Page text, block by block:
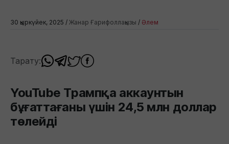
30 қыркүйек, 2025 / Жанар Ғарифоллақызы / Әлем
Тарату:
YouTube Трампқа аккаунтын
бұғаттағаны үшін 24,5 млн доллар
төлейді